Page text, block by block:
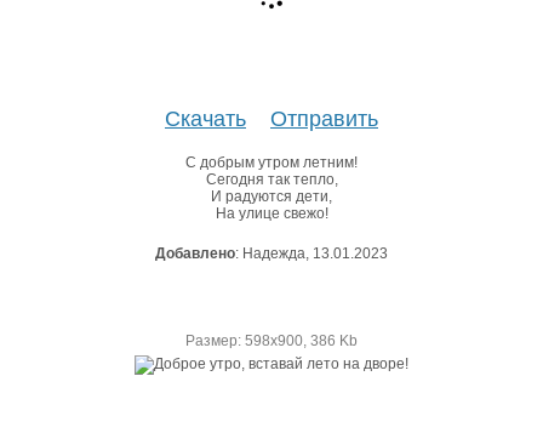
Скачать Отправить
С добрым утром летним!
Сегодня так тепло,
И радуются дети,
На улице свежо!
Добавлено: Надежда, 13.01.2023
Размер: 598х900, 386 Kb